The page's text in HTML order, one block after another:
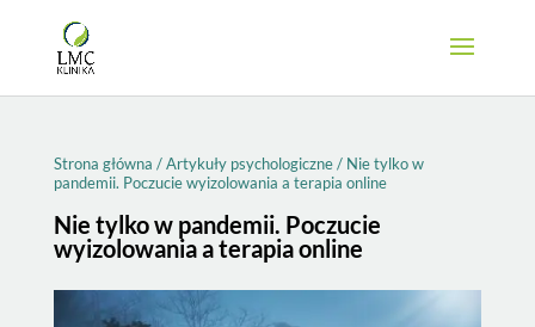
Strona główna /Artykuły psychologiczne/ Nie tylko w
pandemii. Poczucie wyizolowania a terapia online
Nie tylko w pandemii. Poczucie
wyizolowania a terapia online